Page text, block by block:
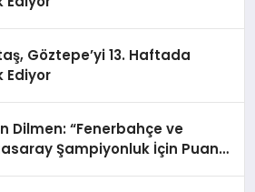
Göztepe’yi 13. Haftada
Ediyor
Dilmen: “Fenerbahçe ve
Şampiyonluk İçin Puan